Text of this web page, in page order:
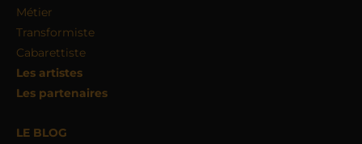
Métier
Transformiste
Cabarettiste
Les artistes
Les partenaires
LE BLOG